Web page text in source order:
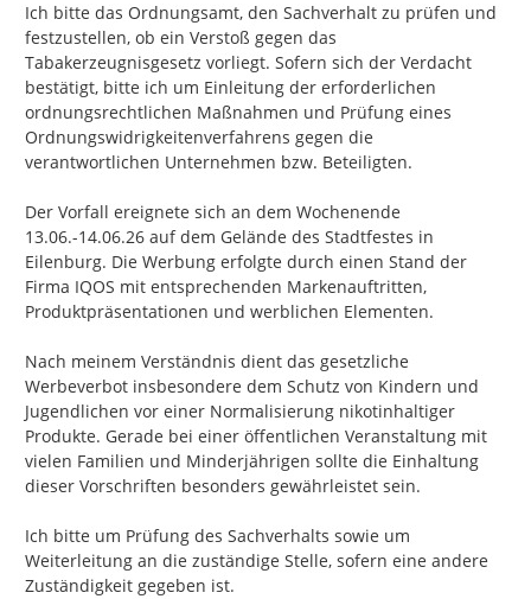
Ich bitte das Ordnungsamt, den Sachverhalt zu prüfen und
festzustellen, ob ein Verstoß gegen das
Tabakerzeugnisgesetz vorliegt. Sofern sich der Verdacht
bestätigt, bitte ich um Einleitung der erforderlichen
ordnungsrechtlichen Maßnahmen und Prüfung eines
Ordnungswidrigkeitenverfahrens gegen die
verantwortlichen Unternehmen bzw. Beteiligten.
Der Vorfall ereignete sich an dem Wochenende
13.06.-14.06.26 auf dem Gelände des Stadtfestes in
Eilenburg. Die Werbung erfolgte durch einen Stand der
Firma IQOS mit entsprechenden Markenauftritten,
Produktpräsentationen und werblichen Elementen.
Nach meinem Verständnis dient das gesetzliche
Werbeverbot insbesondere dem Schutz von Kindern und
Jugendlichen vor einer Normalisierung nikotinhaltiger
Produkte. Gerade bei einer öffentlichen Veranstaltung mit
vielen Familien und Minderjährigen sollte die Einhaltung
dieser Vorschriften besonders gewährleistet sein.
Ich bitte um Prüfung des Sachverhalts sowie um
Weiterleitung an die zuständige Stelle, sofern eine andere
Zuständigkeit gegeben ist.